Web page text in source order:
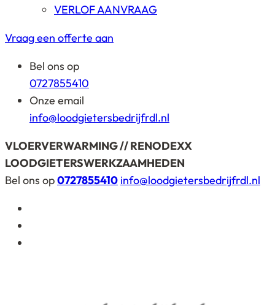
VERLOF AANVRAAG
Vraag een offerte aan
Bel ons op
0727855410
Onze email
info@loodgietersbedrijfrdl.nl
VLOERVERWARMING // RENODEXX
LOODGIETERSWERKZAAMHEDEN
Bel ons op0727855410 info@loodgietersbedrijfrdl.nl